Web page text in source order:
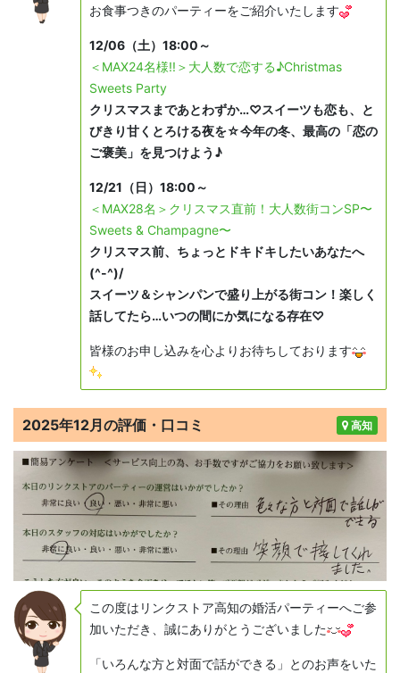
お食事つきのパーティーをご紹介いたします
12/06（土）18:00～
＜MAX24名様!!＞大人数で恋する♪Christmas
Sweets Party
クリスマスまであとわずか…♡スイーツも恋も、と
びきり甘くとろける夜を☆今年の冬、最高の「恋の
ご褒美」を見つけよう♪
12/21（日）18:00～
＜MAX28名＞クリスマス直前！大人数街コンSP〜
Sweets & Champagne〜
クリスマス前、ちょっとドキドキしたいあなたへ
(^-^)/
スイーツ＆シャンパンで盛り上がる街コン！楽しく
話してたら…いつの間にか気になる存在♡
皆様のお申し込みを心よりお待ちしております
高知
2025年12月の評価・口コミ
この度はリンクストア高知の婚活パーティーへご参
加いただき、誠にありがとうございました
「いろんな方と対面で話ができる」とのお声をいた